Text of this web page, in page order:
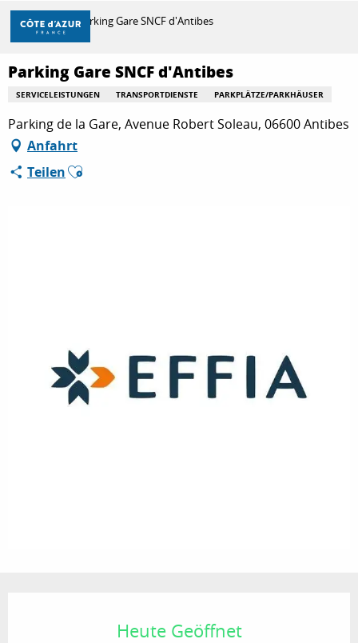
Aller
contenu
principal
ENTDECKEN
ZU TUN
Startseite Parking Gare SNCF d'Antibes
Parking Gare SNCF d'Antibes
SERVICELEISTUNGEN TRANSPORTDIENSTE PARKPLÄTZE/PARKHÄUSER
Parking de la Gare, Avenue Robert Soleau, 06600 Antibes
Anfahrt
TeilenAjouter aux favoris
Heute Geöffnet